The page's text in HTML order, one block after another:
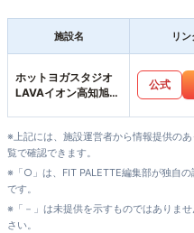
施設名 リン
ホットヨガスタジオ
LAVAイオン高知旭町
公式
※上記には、施設運営者から情報提供の
覧で確認できます。
※「○」は、FIT PALETTE編集部が独自
です。
※「－」は未提供を示すものではありま
さい。